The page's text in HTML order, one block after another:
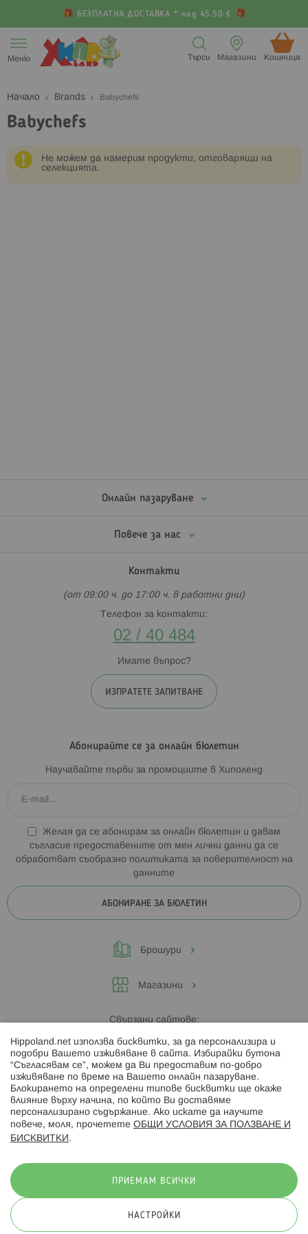
БЕЗПЛАТНА ДОСТАВКА * над 45.50 €
към
съдържанието
Меню Кошница (
Магазини
Търси
Начало Brands Babychefs
Babychefs
Не можем да намерим продукти, отговарящи на
селекцията.
Онлайн пазаруване
Повече за нас
Контакти
(от 09:00 ч. до 17:00 ч. в работни дни)
Телефон за контакти:
02 / 40 484
Имате въпрос?
ИЗПРАТЕТЕ ЗАПИТВАНЕ
Абонирайте се за онлайн бюлетин
Научавайте първи за промоциите в Хиполенд
Желая да се абонирам за онлайн бюлетин и давам
съгласие предоставените от мен лични данни да се
обработват съобразно политиката за поверителност на
данните
АБОНИРАНЕ ЗА БЮЛЕТИН
Брошури
Магазини
Свързани сайтове:
Hippoland.ro
Последвайте ни:
© 2026 Hippoland.net. Всички права запазени
Hippoland.net използва бисквитки, за да персонализира и
подобри Вашето изживяване в сайта. Избирайки бутона
“Съгласявам се”, можем да Ви предоставим по-добро
изживяване по време на Вашето онлайн пазаруване.
Блокирането на определени типове бисквитки ще окаже
влияние върху начина, по който Ви доставяме
персонализирано съдържание. Ако искате да научите
повече, моля, прочетете ОБЩИ УСЛОВИЯ ЗА ПОЛЗВАНЕ И
БИСКВИТКИ .
ПРИЕМАМ ВСИЧКИ
НАСТРОЙКИ